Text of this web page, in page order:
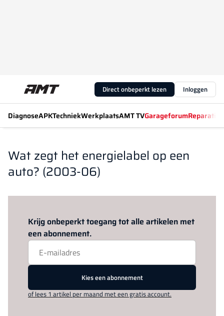
Direct onbeperkt lezen Inloggen
DiagnoseAPKTechniekWerkplaatsAMT TVGarageforum
Wat zegt het energielabel op een
auto? (2003-06)
Krijg onbeperkt toegang tot alle artikelen met
een abonnement.
Kies een abonnement
of lees 1 artikel per maand met een gratis account.